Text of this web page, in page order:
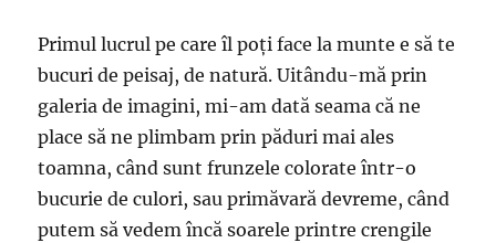
Primul lucrul pe care îl poți face la munte e să te
bucuri de peisaj, de natură. Uitându-mă prin
galeria de imagini, mi-am dată seama că ne
place să ne plimbam prin păduri mai ales
toamna, când sunt frunzele colorate într-o
bucurie de culori, sau primăvară devreme, când
putem să vedem încă soarele printre crengile